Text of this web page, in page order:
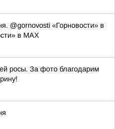
@gornovosti «Горновости» в
в МАХ
росы. За фото благодарим